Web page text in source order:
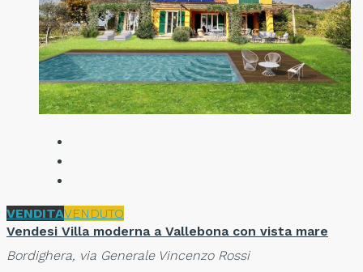
VENDITAVENDUTO
Vendesi Villa moderna a Vallebona con vista mare
Bordighera, via Generale Vincenzo Rossi